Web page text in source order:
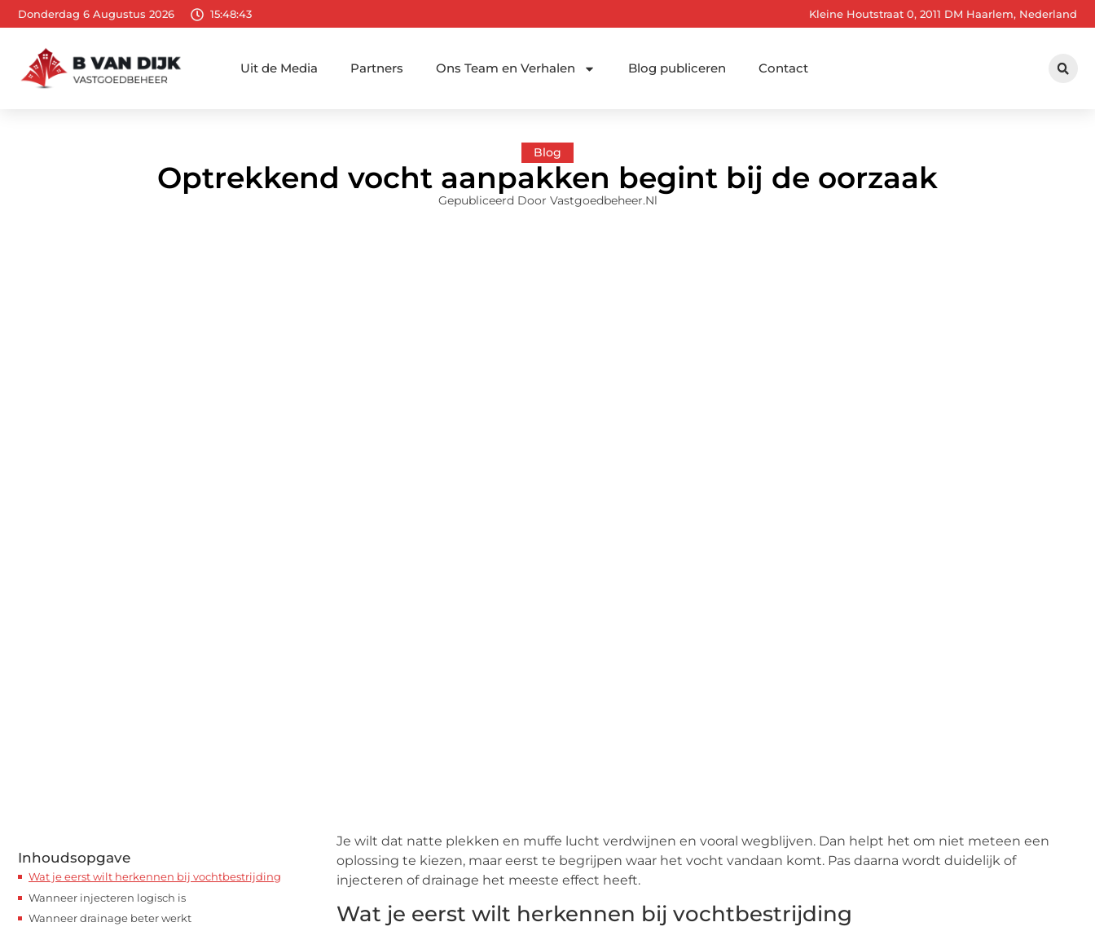
Donderdag 6 Augustus 2026 15:48:44 Kleine Houtstraat 0, 2011 DM Haarlem, Nederland
Uit de Media Partners Ons Team en Verhalen Blog publiceren Contact
Blog
Optrekkend vocht aanpakken begint bij de oorzaak
Gepubliceerd Door Vastgoedbeheer.nl
Inhoudsopgave
Wat je eerst wilt herkennen bij vochtbestrijding
Wanneer injecteren logisch is
Wanneer drainage beter werkt
Je wilt dat natte plekken en muffe lucht verdwijnen en vooral wegblijven. Dan helpt het om niet meteen een
oplossing te kiezen, maar eerst te begrijpen waar het vocht vandaan komt. Pas daarna wordt duidelijk of
injecteren of drainage het meeste effect heeft.
Wat je eerst wilt herkennen bij vochtbestrijding